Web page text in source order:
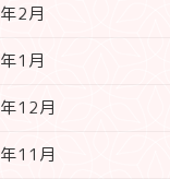
2月
1月
12月
11月